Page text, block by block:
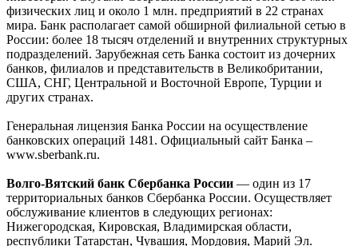
физических лиц и около 1 млн. предприятий в 22 странах
мира. Банк располагает самой обширной филиальной сетью в
России: более 18 тысяч отделений и внутренних структурных
подразделений. Зарубежная сеть Банка состоит из дочерних
банков, филиалов и представительств в Великобритании,
США, СНГ, Центральной и Восточной Европе, Турции и
других странах.
Генеральная лицензия Банка России на осуществление
банковских операций 1481. Официальный сайт Банка –
www.sberbank.ru.
Волго-Вятский банк Сбербанка России — один из 17
территориальных банков Сбербанка России. Осуществляет
обслуживание клиентов в следующих регионах:
Нижегородская, Кировская, Владимирская области,
республики Татарстан, Чувашия, Мордовия, Марий Эл.